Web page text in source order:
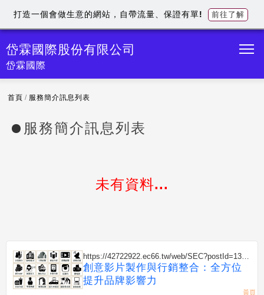
岱霖國際股份有限公司
岱霖國際
首頁 / 服務簡介訊息列表
服務簡介訊息列表
未有資料...
https://42722922.ec66.tw/web/SEC?postId=1319
247
創意影片製作與行銷整合：全方位
提升品牌影響力
打造一個會做生意的網站，自帶流量、保證有單! 前往了解